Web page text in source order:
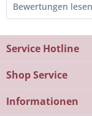
Bewertungen
Service Hotline
Shop Service
Informationen